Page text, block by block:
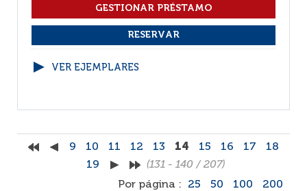
VER EJEMPLARES
9 10 11 12 13 14 15 16 17
18
19
(131 - 140 / 207)
Por página :
25 50 100 200